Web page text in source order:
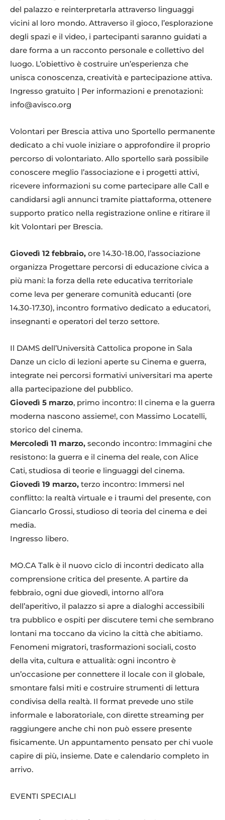
del palazzo e reinterpretarla attraverso linguaggi
vicini al loro mondo. Attraverso il gioco, l’esplorazione
degli spazi e il video, i partecipanti saranno guidati a
dare forma a un racconto personale e collettivo del
luogo. L’obiettivo è costruire un’esperienza che
unisca conoscenza, creatività e partecipazione attiva.
Ingresso gratuito | Per informazioni e prenotazioni:
info@avisco.org
Volontari per Brescia attiva uno Sportello permanente
dedicato a chi vuole iniziare o approfondire il proprio
percorso di volontariato. Allo sportello sarà possibile
conoscere meglio l’associazione e i progetti attivi,
ricevere informazioni su come partecipare alle Call e
candidarsi agli annunci tramite piattaforma, ottenere
supporto pratico nella registrazione online e ritirare il
kit Volontari per Brescia.
Giovedì 12 febbraio, ore 14.30-18.00, l’associazione
organizza Progettare percorsi di educazione civica a
più mani: la forza della rete educativa territoriale
come leva per generare comunità educanti (ore
14.30-17.30), incontro formativo dedicato a educatori,
insegnanti e operatori del terzo settore.
Il DAMS dell’Università Cattolica propone in Sala
Danze un ciclo di lezioni aperte su Cinema e guerra,
integrate nei percorsi formativi universitari ma aperte
alla partecipazione del pubblico.
Giovedì 5 marzo, primo incontro: Il cinema e la guerra
moderna nascono assieme!, con Massimo Locatelli,
storico del cinema.
Mercoledì 11 marzo, secondo incontro: Immagini che
resistono: la guerra e il cinema del reale, con Alice
Cati, studiosa di teorie e linguaggi del cinema.
Giovedì 19 marzo, terzo incontro: Immersi nel
conflitto: la realtà virtuale e i traumi del presente, con
Giancarlo Grossi, studioso di teoria del cinema e dei
media.
Ingresso libero.
MO.CA Talk è il nuovo ciclo di incontri dedicato alla
comprensione critica del presente. A partire da
febbraio, ogni due giovedì, intorno all’ora
dell’aperitivo, il palazzo si apre a dialoghi accessibili
tra pubblico e ospiti per discutere temi che sembrano
lontani ma toccano da vicino la città che abitiamo.
Fenomeni migratori, trasformazioni sociali, costo
della vita, cultura e attualità: ogni incontro è
un’occasione per connettere il locale con il globale,
smontare falsi miti e costruire strumenti di lettura
condivisa della realtà. Il format prevede uno stile
informale e laboratoriale, con dirette streaming per
raggiungere anche chi non può essere presente
fisicamente. Un appuntamento pensato per chi vuole
capire di più, insieme. Date e calendario completo in
arrivo.
EVENTI SPECIALI